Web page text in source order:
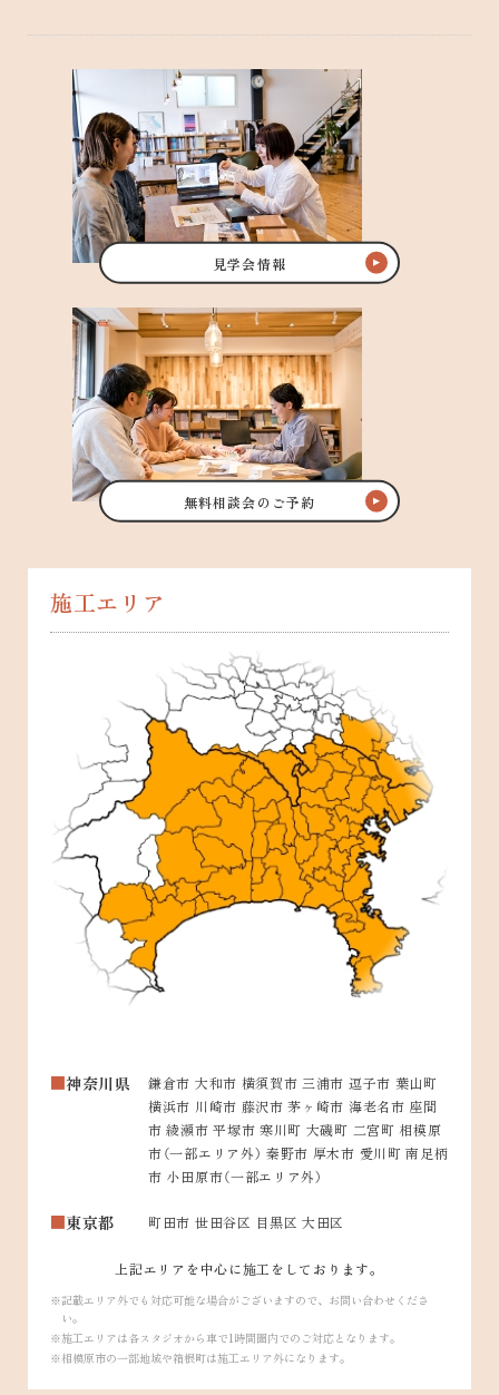
見学会情報
無料相談会のご予約
施工エリア
神奈川県
鎌倉市 大和市 横須賀市 三浦市 逗子市 葉山町
横浜市 川崎市 藤沢市 茅ヶ崎市 海老名市 座間
市 綾瀬市 平塚市 寒川町 大磯町 二宮町 相模原
市（一部エリア外） 秦野市 厚木市 愛川町 南足柄
市 小田原市（一部エリア外）
東京都 町田市 世田谷区 目黒区 大田区
上記エリアを中心に施工をしております。
記載エリア外でも対応可能な場合がございますので、お問い合わせくださ
い。
施工エリアは各スタジオから車で1時間圏内でのご対応となります。
相模原市の一部地域や箱根町は施工エリア外になります。